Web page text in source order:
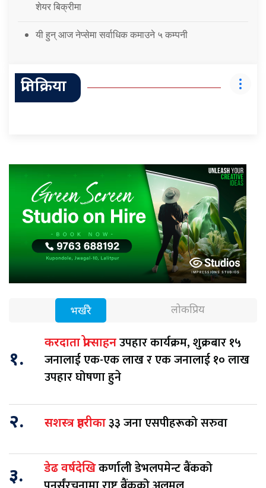
शेयर बिक्रीमा
यी हुन् आज नेप्सेमा सर्वाधिक कमाउने ५ कम्पनी
प्रतिक्रिया
भर्खरै लोकप्रिय
१.
करदाता प्रोत्साहनउपहार कार्यक्रम, शुक्रबार १५
जनालाई एक-एक लाख र एक जनालाई १० लाख
उपहार घोषणा हुने
२. सशस्त्र प्रहरीका३३ जना एसपीहरूको सरुवा
३. डेढ वर्षदेखिकर्णाली डेभलपमेन्ट बैंकको